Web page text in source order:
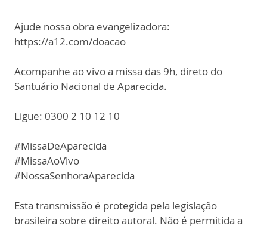
Ajude nossa obra evangelizadora:
https://a12.com/doacao
Acompanhe ao vivo a missa das 9h, direto do
Santuário Nacional de Aparecida.
Ligue: 0300 2 10 12 10
#MissaDeAparecida
#MissaAoVivo
#NossaSenhoraAparecida
Esta transmissão é protegida pela legislação
brasileira sobre direito autoral. Não é permitida a